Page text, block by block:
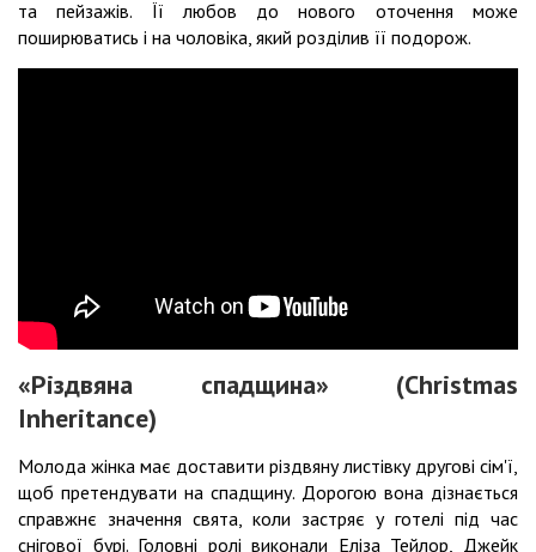
та пейзажів. Її любов до нового оточення може
поширюватись і на чоловіка, який розділив її подорож.
«Різдвяна спадщина» (Christmas
Inheritance)
Молода жінка має доставити різдвяну листівку другові сім'ї,
щоб претендувати на спадщину. Дорогою вона дізнається
справжнє значення свята, коли застряє у готелі під час
снігової бурі. Головні ролі виконали Еліза Тейлор, Джейк